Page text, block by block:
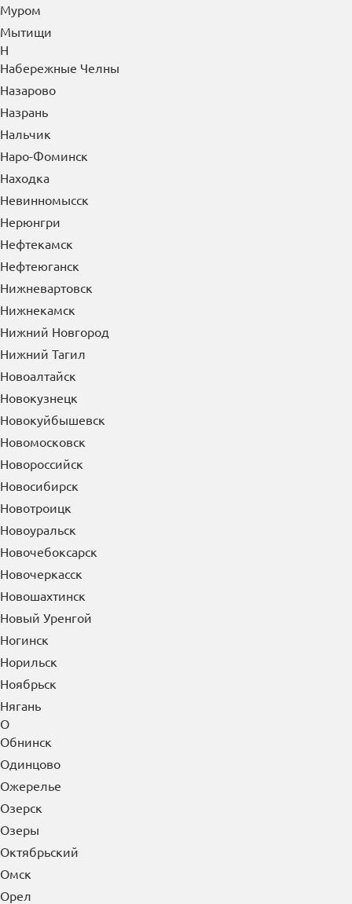
Муром
Мытищи
Н
Набережные Челны
Назарово
Назрань
Нальчик
Наро-Фоминск
Находка
Невинномысск
Нерюнгри
Нефтекамск
Нефтеюганск
Нижневартовск
Нижнекамск
Нижний Новгород
Нижний Тагил
Новоалтайск
Новокузнецк
Новокуйбышевск
Новомосковск
Новороссийск
Новосибирск
Новотроицк
Новоуральск
Новочебоксарск
Новочеркасск
Новошахтинск
Новый Уренгой
Ногинск
Норильск
Ноябрьск
Нягань
О
Обнинск
Одинцово
Ожерелье
Озерск
Озеры
Октябрьский
Омск
Орел